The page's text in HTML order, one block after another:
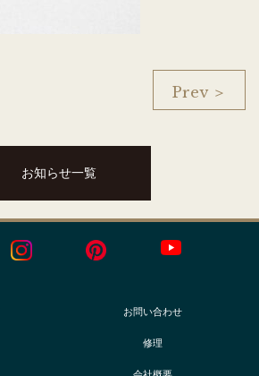
Prev ＞
お知らせ一覧
お問い合わせ
修理